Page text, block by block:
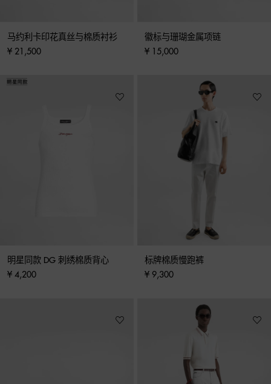
马约利卡印花真丝与棉质衬衫
¥ 21,500
徽标与珊瑚金属项链
¥ 15,000
明星同款 DG 刺绣棉质背心
¥ 4,200
标牌棉质慢跑裤
¥ 9,300